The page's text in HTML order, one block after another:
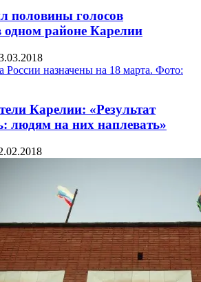
половины голосов
одном районе Карелии
Карелии: «Результат
людям на них наплевать»